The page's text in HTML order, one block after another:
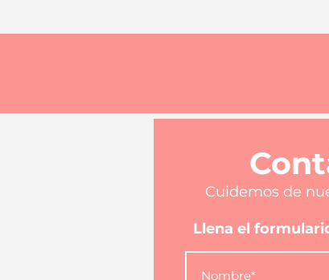
Cuidemos de
Llena el